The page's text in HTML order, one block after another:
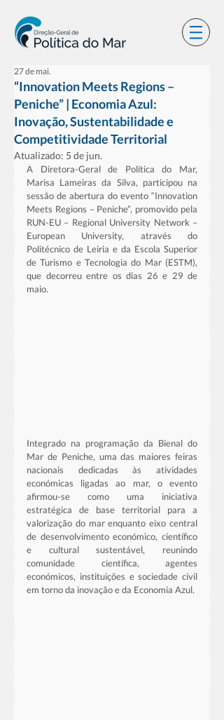
“Innovation Meets Regions –
Peniche” | Economia Azul:
Inovação, Sustentabilidade e
Competitividade Territorial
27 de mai.
Atualizado: 5 de jun.
A Diretora-Geral de Política do Mar,
Marisa Lameiras da Silva, participou na
sessão de abertura do evento “Innovation
Meets Regions – Peniche”, promovido pela
RUN-EU – Regional University Network –
European University, através do
Politécnico de Leiria e da Escola Superior
de Turismo e Tecnologia do Mar (ESTM),
que decorreu entre os dias 26 e 29 de
maio.
Integrado na programação da Bienal do
Mar de Peniche, uma das maiores feiras
nacionais dedicadas às atividades
económicas ligadas ao mar, o evento
afirmou-se como uma iniciativa
estratégica de base territorial para a
valorização do mar enquanto eixo central
de desenvolvimento económico, científico
e cultural sustentável, reunindo
comunidade científica, agentes
económicos, instituições e sociedade civil
em torno da inovação e da Economia Azul.